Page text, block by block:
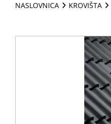
NASLOVNICA KROVIŠTA